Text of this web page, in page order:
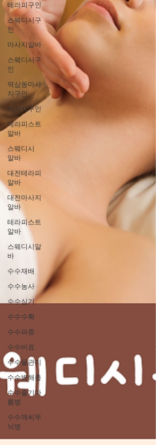
테라피구인
스웨디시구
인
마사지알바
스웨디시구
인
역삼동마사
지구인
마사지구인
테라피스트
알바
스웨디시
알바
대전테라피
알바
대전마사지
알바
테라피스트
알바
스웨디시알
바
수수재배
수수농사
수수심기
수수수확
수수파종
수수비료
수수물관리
수수병해충
수수줄기마
름병
수수깨씨무
늬병